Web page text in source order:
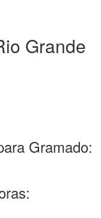
Grande
Gramado: